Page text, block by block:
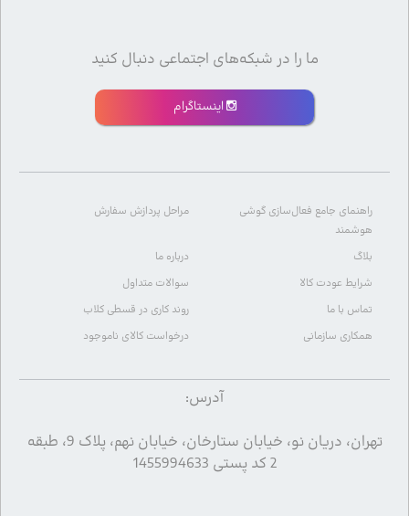
ما را در شبکه‌های اجتماعی دنبال کنید
اینستاگرام
راهنمای جامع فعال‌سازی گوشی
هوشمند
مراحل پردازش سفارش
بلاگ
درباره ما
شرایط عودت کالا
سوالات متداول
تماس با ما
روند کاری در قسطی کلاب
همکاری سازمانی
درخواست کالای ناموجود
آدرس:
تهران، دریان نو، خیابان ستارخان، خیابان نهم، پلاک 9، طبقه
2 کد پستی 1455994633